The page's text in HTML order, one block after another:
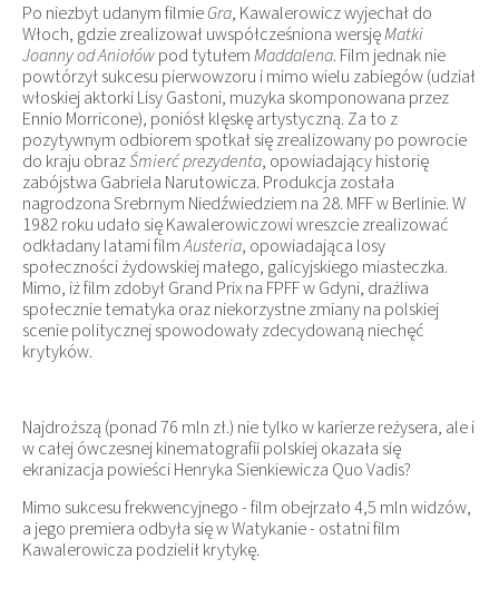
Po niezbyt udanym filmieGra, Kawalerowicz wyjechał do
Włoch, gdzie zrealizował uwspółcześniona wersjęMatki
Joanny od Aniołówpod tytułemMaddalena. Film jednak nie
powtórzył sukcesu pierwowzoru i mimo wielu zabiegów (udział
włoskiej aktorki Lisy Gastoni, muzyka skomponowana przez
Ennio Morricone), poniósł klęskę artystyczną. Za to z
pozytywnym odbiorem spotkał się zrealizowany po powrocie
do kraju obrazŚmierć prezydenta, opowiadający historię
zabójstwa Gabriela Narutowicza. Produkcja została
nagrodzona Srebrnym Niedźwiedziem na 28. MFF w Berlinie. W
1982 roku udało się Kawalerowiczowi wreszcie zrealizować
odkładany latami filmAusteria, opowiadająca losy
społeczności żydowskiej małego, galicyjskiego miasteczka.
Mimo, iż film zdobył Grand Prix na FPFF w Gdyni, drażliwa
społecznie tematyka oraz niekorzystne zmiany na polskiej
scenie politycznej spowodowały zdecydowaną niechęć
krytyków.
Najdroższą (ponad 76 mln zł.) nie tylko w karierze reżysera, ale i
w całej ówczesnej kinematografii polskiej okazała się
ekranizacja powieści Henryka Sienkiewicza Quo Vadis?
Mimo sukcesu frekwencyjnego - film obejrzało 4,5 mln widzów,
a jego premiera odbyła się w Watykanie - ostatni film
Kawalerowicza podzielił krytykę.